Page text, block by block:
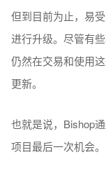
但到目前为止，易
进行升级。尽管有
仍然在交易和使用
更新。
也就是说，Bishop
项目最后一次机会。